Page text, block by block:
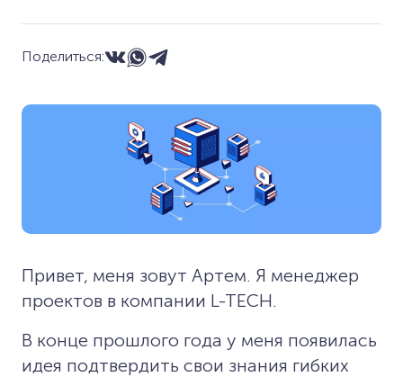
Привет, меня зовут Артем. Я менеджер
проектов в компании L-TECH.
В конце прошлого года у меня появилась
идея подтвердить свои знания гибких
Поделиться: